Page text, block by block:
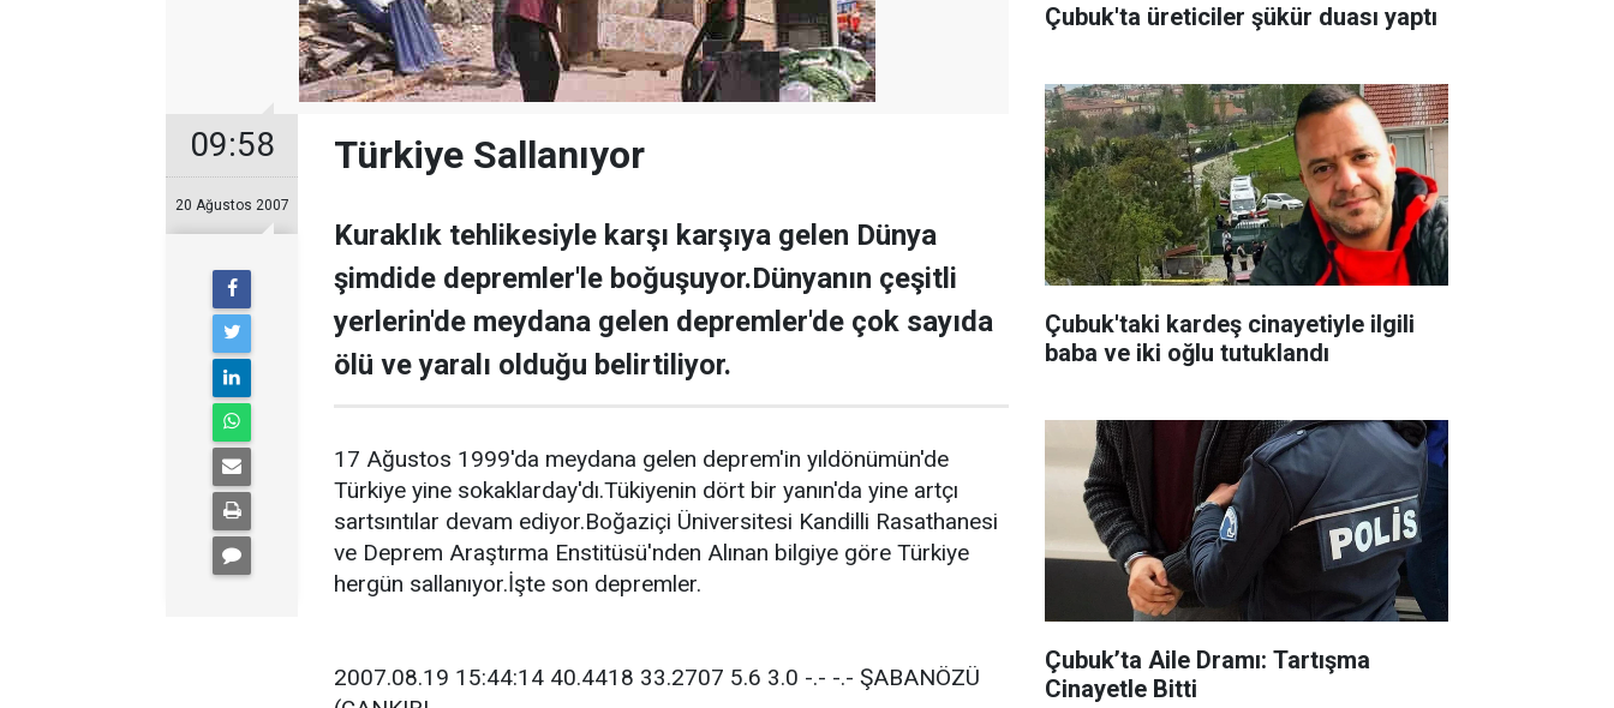
09:58
20 Ağustos 2007
Türkiye Sallanıyor
Kuraklık tehlikesiyle karşı karşıya gelen Dünya
şimdide depremler'le boğuşuyor.Dünyanın çeşitli
yerlerin'de meydana gelen depremler'de çok sayıda
ölü ve yaralı olduğu belirtiliyor.
17 Ağustos 1999'da meydana gelen deprem'in yıldönümün'de
Türkiye yine sokaklarday'dı.Tükiyenin dört bir yanın'da yine artçı
sartsıntılar devam ediyor.Boğaziçi Üniversitesi Kandilli Rasathanesi
ve Deprem Araştırma Enstitüsü'nden Alınan bilgiye göre Türkiye
hergün sallanıyor.İşte son depremler.
2007.08.19 15:44:14 40.4418 33.2707 5.6 3.0 -.- -.- ŞABANÖZÜ
Çubuk'ta üreticiler şükür duası yaptı
Çubuk'taki kardeş cinayetiyle ilgili
baba ve iki oğlu tutuklandı
Çubuk’ta Aile Dramı: Tartışma
Cinayetle Bitti